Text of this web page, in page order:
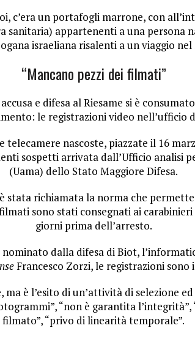
c’era un portafogli marrone, con
sanitaria) appartenenti a una persona
israeliana risalenti a un viaggio nel
“Mancano pezzi dei filmati”
e difesa al Riesame si è
le registrazioni video nell’ufficio
telecamere nascoste, piazzate il 16
sospetti arrivata dall’Ufficio analisi
(Uama) dello Stato Maggiore Difesa.
stata richiamata la norma che
sono stati consegnati ai carabinieri
giorni prima dell’arresto.
dalla difesa di Biot,
Francesco Zorzi, le registrazioni sono
è l’esito di un’attività di selezione
“non è garantita
filmato”, “privo di linearità temporale”.